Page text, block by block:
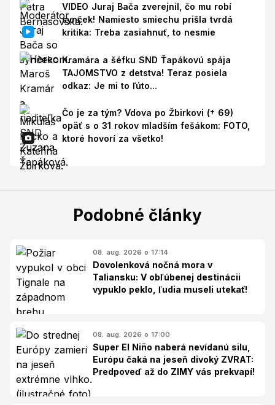
VIDEO Juraj Bača zverejnil, čo mu robí
synček! Namiesto smiechu prišla tvrdá
kritika: Treba zasiahnuť, to nesmie
Kramára a šéfku SND Ťapákovú spája
TAJOMSTVO z detstva! Teraz posiela
odkaz: Je mi to ľúto...
Čo je za tým? Vdova po Žbirkovi († 69)
opäť s o 31 rokov mladším fešákom: FOTO,
ktoré hovorí za všetko!
Podobné články
08. aug. 2026 o 17:14
Dovolenková nočná mora v
Taliansku: V obľúbenej destinácii
vypuklo peklo, ľudia museli utekať!
08. aug. 2026 o 17:00
Super El Niño naberá nevídanú silu,
Európu čaká na jeseň divoký ZVRAT:
Predpoveď až do ZIMY vás prekvapí!